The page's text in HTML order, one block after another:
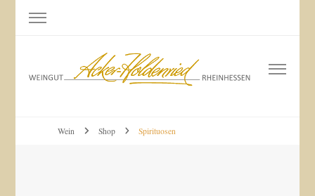
Weingut Acker-Holdenried
Bodenheim RHEINHESSEN
Wein Shop Spirituosen